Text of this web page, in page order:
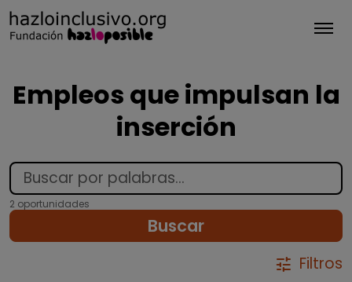
Empleos que impulsan la
inserción
2 oportunidades
Buscar
tune Filtros